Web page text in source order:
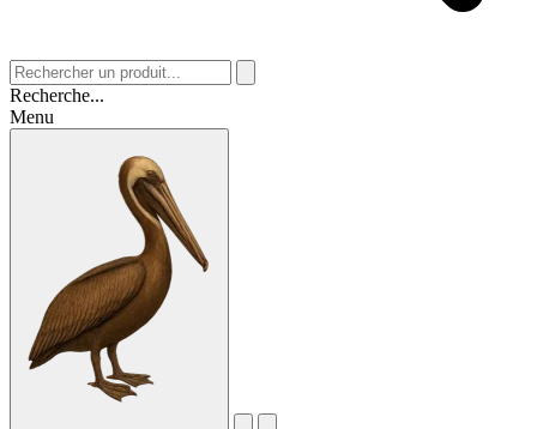
Recherche...
Menu